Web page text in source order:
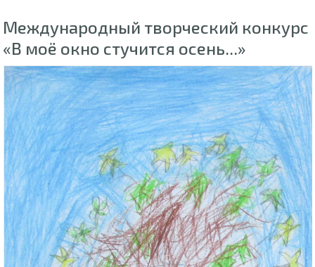
Международный творческий конкурс
«В моё окно стучится осень...»